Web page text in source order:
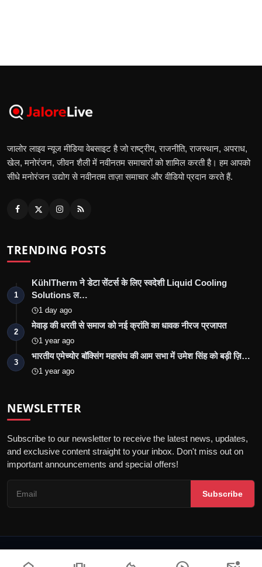
जालोर लाइव न्यूज मीडिया वेबसाइट है जो राष्ट्रीय, राजनीति, राजस्थान, अपराध,
खेल, मनोरंजन, जीवन शैली में नवीनतम समाचारों को शामिल करती है। हम आपको
सीधे मनोरंजन उद्योग से नवीनतम ताज़ा समाचार और वीडियो प्रदान करते हैं.
TRENDING POSTS
1
KühlTherm ने डेटा सेंटर्स के लिए स्वदेशी Liquid Cooling
Solutions ल…
1 day ago
2
मेवाड़ की धरती से समाज को नई क्रांति का धावक नीरज प्रजापत
1 year ago
3
भारतीय एमेच्योर बॉक्सिंग महासंघ की आम सभा में उमेश सिंह को बड़ी ज़ि…
1 year ago
NEWSLETTER
Subscribe to our newsletter to receive the latest news, updates,
and exclusive content straight to your inbox. Don't miss out on
important announcements and special offers!
Subscribe